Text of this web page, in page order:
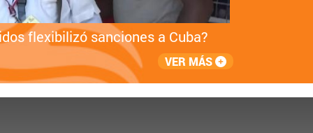
flexibilizó sanciones a Cuba?
VER MÁS